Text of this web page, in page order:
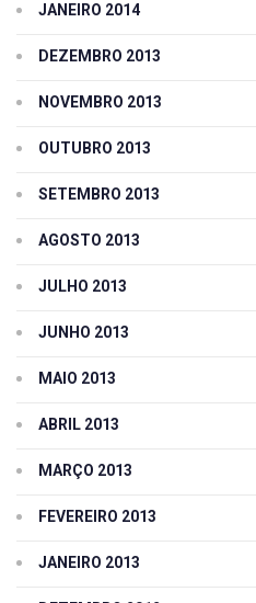
JANEIRO 2014
DEZEMBRO 2013
NOVEMBRO 2013
OUTUBRO 2013
SETEMBRO 2013
AGOSTO 2013
JULHO 2013
JUNHO 2013
MAIO 2013
ABRIL 2013
MARÇO 2013
FEVEREIRO 2013
JANEIRO 2013